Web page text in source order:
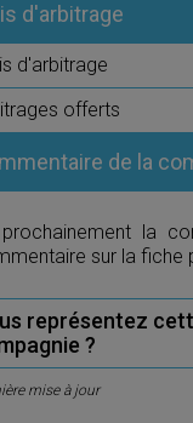
d'arbitrage
d'arbitrage
offerts
de la
la
sur la fiche
représentez
?
mise à jour